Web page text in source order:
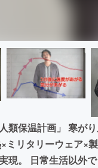
類保温計画」 寒が
ミリタリーウェア×
現。 日常生活以外